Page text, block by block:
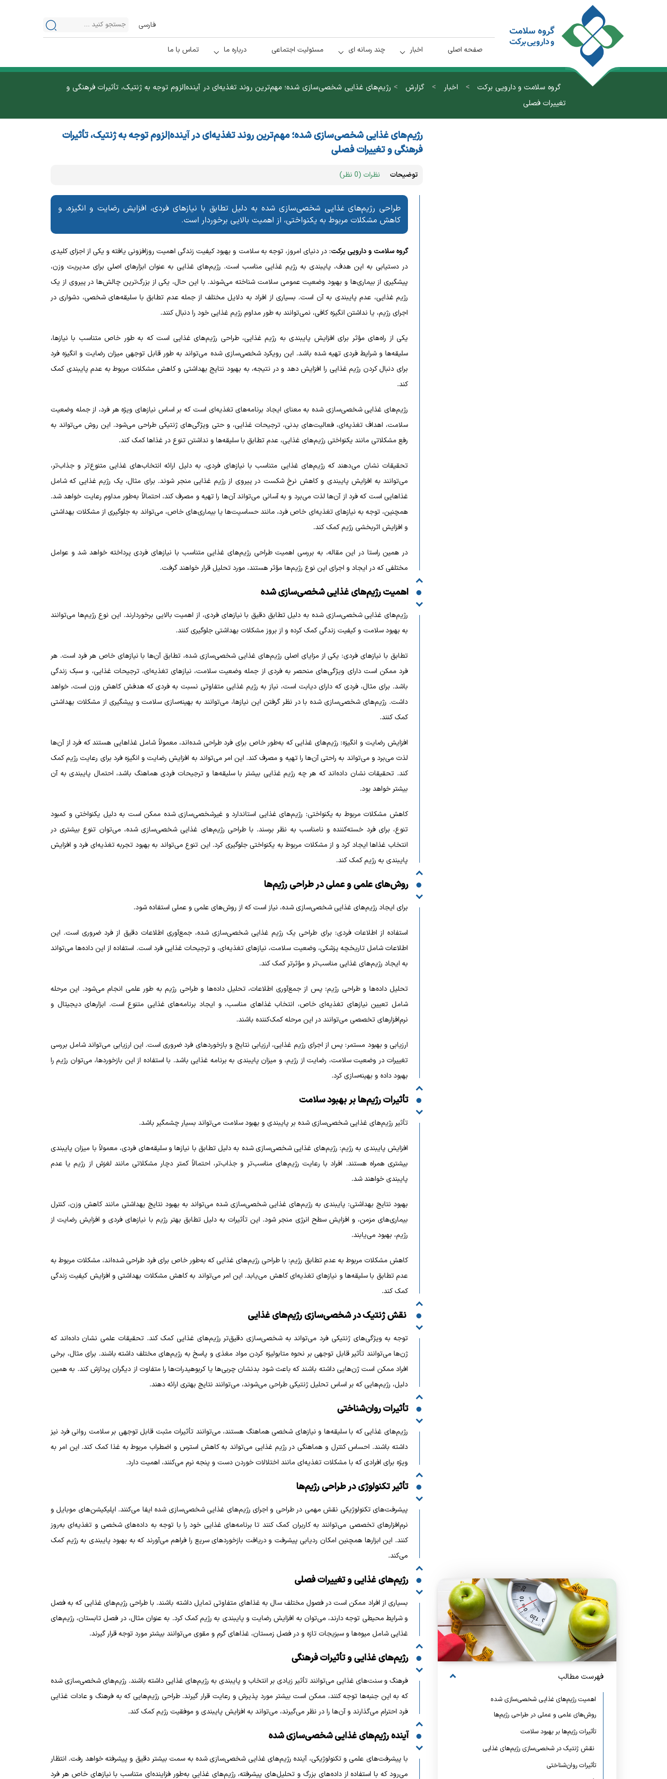
فارسی
صفحه اصلی اخبار چند رسانه ای مسئولیت اجتماعی درباره ما تماس با ما
گروه سلامت و دارویی برکت > اخبار > گزارش > رژیم‌های غذایی شخصی‌سازی شده؛ مهم‌ترین روند تغذیه‌ای در آینده|لزوم توجه به ژنتیک، تأثیرات فرهنگی و
تغییرات فصلی
فهرست مطالب
اهمیت رژیم‌های غذایی شخصی‌سازی شده
روش‌های علمی و عملی در طراحی رژیم‌ها
تأثیرات رژیم‌ها بر بهبود سلامت
نقش ژنتیک در شخصی‌سازی رژیم‌های غذایی
تأثیرات روان‌شناختی
رژیم‌های غذایی شخصی‌سازی شده؛ مهم‌ترین روند تغذیه‌ای در آینده|لزوم توجه به ژنتیک، تأثیرات
فرهنگی و تغییرات فصلی
توضیحات نظرات (0 نظر)
طراحی رژیم‌های غذایی شخصی‌سازی شده به دلیل تطابق با نیازهای فردی، افزایش رضایت و انگیزه، و
کاهش مشکلات مربوط به یکنواختی، از اهمیت بالایی برخوردار است.
گروه سلامت و دارویی برکت: در دنیای امروز، توجه به سلامت و بهبود کیفیت زندگی اهمیت روزافزونی یافته و یکی از اجزای کلیدی
در دستیابی به این هدف، پایبندی به رژیم غذایی مناسب است. رژیم‌های غذایی به عنوان ابزارهای اصلی برای مدیریت وزن،
پیشگیری از بیماری‌ها و بهبود وضعیت عمومی سلامت شناخته می‌شوند. با این حال، یکی از بزرگ‌ترین چالش‌ها در پیروی از یک
رژیم غذایی، عدم پایبندی به آن است. بسیاری از افراد به دلایل مختلف از جمله عدم تطابق با سلیقه‌های شخصی، دشواری در
اجرای رژیم، یا نداشتن انگیزه کافی، نمی‌توانند به طور مداوم رژیم غذایی خود را دنبال کنند.
یکی از راه‌های مؤثر برای افزایش پایبندی به رژیم غذایی، طراحی رژیم‌های غذایی است که به طور خاص متناسب با نیازها،
سلیقه‌ها و شرایط فردی تهیه شده باشد. این رویکرد شخصی‌سازی شده می‌تواند به طور قابل توجهی میزان رضایت و انگیزه فرد
برای دنبال کردن رژیم غذایی را افزایش دهد و در نتیجه، به بهبود نتایج بهداشتی و کاهش مشکلات مربوط به عدم پایبندی کمک
کند.
رژیم‌های غذایی شخصی‌سازی شده به معنای ایجاد برنامه‌های تغذیه‌ای است که بر اساس نیازهای ویژه هر فرد، از جمله وضعیت
سلامت، اهداف تغذیه‌ای، فعالیت‌های بدنی، ترجیحات غذایی، و حتی ویژگی‌های ژنتیکی طراحی می‌شود. این روش می‌تواند به
رفع مشکلاتی مانند یکنواختی رژیم‌های غذایی، عدم تطابق با سلیقه‌ها و نداشتن تنوع در غذاها کمک کند.
تحقیقات نشان می‌دهند که رژیم‌های غذایی متناسب با نیازهای فردی، به دلیل ارائه انتخاب‌های غذایی متنوع‌تر و جذاب‌تر،
می‌توانند به افزایش پایبندی و کاهش نرخ شکست در پیروی از رژیم غذایی منجر شوند. برای مثال، یک رژیم غذایی که شامل
غذاهایی است که فرد از آن‌ها لذت می‌برد و به آسانی می‌تواند آن‌ها را تهیه و مصرف کند، احتمالاً به‌طور مداوم رعایت خواهد شد.
همچنین، توجه به نیازهای تغذیه‌ای خاص فرد، مانند حساسیت‌ها یا بیماری‌های خاص، می‌تواند به جلوگیری از مشکلات بهداشتی
و افزایش اثربخشی رژیم کمک کند.
در همین راستا در این مقاله، به بررسی اهمیت طراحی رژیم‌های غذایی متناسب با نیازهای فردی پرداخته خواهد شد و عوامل
مختلفی که در ایجاد و اجرای این نوع رژیم‌ها مؤثر هستند، مورد تحلیل قرار خواهند گرفت.
اهمیت رژیم‌های غذایی شخصی‌سازی شده
رژیم‌های غذایی شخصی‌سازی شده به دلیل تطابق دقیق با نیازهای فردی، از اهمیت بالایی برخوردارند. این نوع رژیم‌ها می‌توانند
به بهبود سلامت و کیفیت زندگی کمک کرده و از بروز مشکلات بهداشتی جلوگیری کنند.
تطابق با نیازهای فردی: یکی از مزایای اصلی رژیم‌های غذایی شخصی‌سازی شده، تطابق آن‌ها با نیازهای خاص هر فرد است. هر
فرد ممکن است دارای ویژگی‌های منحصر به فردی از جمله وضعیت سلامت، نیازهای تغذیه‌ای، ترجیحات غذایی، و سبک زندگی
باشد. برای مثال، فردی که دارای دیابت است، نیاز به رژیم غذایی متفاوتی نسبت به فردی که هدفش کاهش وزن است، خواهد
داشت. رژیم‌های شخصی‌سازی شده با در نظر گرفتن این نیازها، می‌توانند به بهینه‌سازی سلامت و پیشگیری از مشکلات بهداشتی
کمک کنند.
افزایش رضایت و انگیزه: رژیم‌های غذایی که به‌طور خاص برای فرد طراحی شده‌اند، معمولاً شامل غذاهایی هستند که فرد از آن‌ها
لذت می‌برد و می‌تواند به راحتی آن‌ها را تهیه و مصرف کند. این امر می‌تواند به افزایش رضایت و انگیزه فرد برای رعایت رژیم کمک
کند. تحقیقات نشان داده‌اند که هر چه رژیم غذایی بیشتر با سلیقه‌ها و ترجیحات فردی هماهنگ باشد، احتمال پایبندی به آن
بیشتر خواهد بود.
کاهش مشکلات مربوط به یکنواختی: رژیم‌های غذایی استاندارد و غیرشخصی‌سازی شده ممکن است به دلیل یکنواختی و کمبود
تنوع، برای فرد خسته‌کننده و نامناسب به نظر برسند. با طراحی رژیم‌های غذایی شخصی‌سازی شده، می‌توان تنوع بیشتری در
انتخاب غذاها ایجاد کرد و از مشکلات مربوط به یکنواختی جلوگیری کرد. این تنوع می‌تواند به بهبود تجربه تغذیه‌ای فرد و افزایش
پایبندی به رژیم کمک کند.
روش‌های علمی و عملی در طراحی رژیم‌ها
برای ایجاد رژیم‌های غذایی شخصی‌سازی شده، نیاز است که از روش‌های علمی و عملی استفاده شود.
استفاده از اطلاعات فردی: برای طراحی یک رژیم غذایی شخصی‌سازی شده، جمع‌آوری اطلاعات دقیق از فرد ضروری است. این
اطلاعات شامل تاریخچه پزشکی، وضعیت سلامت، نیازهای تغذیه‌ای، و ترجیحات غذایی فرد است. استفاده از این داده‌ها می‌تواند
به ایجاد رژیم‌های غذایی مناسب‌تر و مؤثرتر کمک کند.
تحلیل داده‌ها و طراحی رژیم: پس از جمع‌آوری اطلاعات، تحلیل داده‌ها و طراحی رژیم به طور علمی انجام می‌شود. این مرحله
شامل تعیین نیازهای تغذیه‌ای خاص، انتخاب غذاهای مناسب، و ایجاد برنامه‌های غذایی متنوع است. ابزارهای دیجیتال و
نرم‌افزارهای تخصصی می‌توانند در این مرحله کمک‌کننده باشند.
ارزیابی و بهبود مستمر: پس از اجرای رژیم غذایی، ارزیابی نتایج و بازخوردهای فرد ضروری است. این ارزیابی می‌تواند شامل بررسی
تغییرات در وضعیت سلامت، رضایت از رژیم، و میزان پایبندی به برنامه غذایی باشد. با استفاده از این بازخوردها، می‌توان رژیم را
بهبود داده و بهینه‌سازی کرد.
تأثیرات رژیم‌ها بر بهبود سلامت
تأثیر رژیم‌های غذایی شخصی‌سازی شده بر پایبندی و بهبود سلامت می‌تواند بسیار چشمگیر باشد.
افزایش پایبندی به رژیم: رژیم‌های غذایی شخصی‌سازی شده به دلیل تطابق با نیازها و سلیقه‌های فردی، معمولاً با میزان پایبندی
بیشتری همراه هستند. افراد با رعایت رژیم‌های مناسب‌تر و جذاب‌تر، احتمالاً کمتر دچار مشکلاتی مانند لغزش از رژیم یا عدم
پایبندی خواهند شد.
بهبود نتایج بهداشتی: پایبندی به رژیم‌های غذایی شخصی‌سازی شده می‌تواند به بهبود نتایج بهداشتی مانند کاهش وزن، کنترل
بیماری‌های مزمن، و افزایش سطح انرژی منجر شود. این تأثیرات به دلیل تطابق بهتر رژیم با نیازهای فردی و افزایش رضایت از
رژیم، بهبود می‌یابند.
کاهش مشکلات مربوط به عدم تطابق رژیم: با طراحی رژیم‌های غذایی که به‌طور خاص برای فرد طراحی شده‌اند، مشکلات مربوط به
عدم تطابق با سلیقه‌ها و نیازهای تغذیه‌ای کاهش می‌یابد. این امر می‌تواند به کاهش مشکلات بهداشتی و افزایش کیفیت زندگی
کمک کند.
نقش ژنتیک در شخصی‌سازی رژیم‌های غذایی
توجه به ویژگی‌های ژنتیکی فرد می‌تواند به شخصی‌سازی دقیق‌تر رژیم‌های غذایی کمک کند. تحقیقات علمی نشان داده‌اند که
ژن‌ها می‌توانند تأثیر قابل توجهی بر نحوه متابولیزه کردن مواد مغذی و پاسخ به رژیم‌های مختلف داشته باشند. برای مثال، برخی
افراد ممکن است ژن‌هایی داشته باشند که باعث شود بدنشان چربی‌ها یا کربوهیدرات‌ها را متفاوت از دیگران پردازش کند. به همین
دلیل، رژیم‌هایی که بر اساس تحلیل ژنتیکی طراحی می‌شوند، می‌توانند نتایج بهتری ارائه دهند.
تأثیرات روان‌شناختی
رژیم‌های غذایی که با سلیقه‌ها و نیازهای شخصی هماهنگ هستند، می‌توانند تأثیرات مثبت قابل توجهی بر سلامت روانی فرد نیز
داشته باشند. احساس کنترل و هماهنگی در رژیم غذایی می‌تواند به کاهش استرس و اضطراب مربوط به غذا کمک کند. این امر به
ویژه برای افرادی که با مشکلات تغذیه‌ای مانند اختلالات خوردن دست و پنجه نرم می‌کنند، اهمیت دارد.
تأثیر تکنولوژی در طراحی رژیم‌ها
پیشرفت‌های تکنولوژیکی نقش مهمی در طراحی و اجرای رژیم‌های غذایی شخصی‌سازی شده ایفا می‌کنند. اپلیکیشن‌های موبایل و
نرم‌افزارهای تخصصی می‌توانند به کاربران کمک کنند تا برنامه‌های غذایی خود را با توجه به داده‌های شخصی و تغذیه‌ای به‌روز
کنند. این ابزارها همچنین امکان ردیابی پیشرفت و دریافت بازخورد‌های سریع را فراهم می‌آورند که به بهبود پایبندی به رژیم کمک
می‌کند.
رژیم‌های غذایی و تغییرات فصلی
بسیاری از افراد ممکن است در فصول مختلف سال به غذاهای متفاوتی تمایل داشته باشند. با طراحی رژیم‌های غذایی که به فصل
و شرایط محیطی توجه دارند، می‌توان به افزایش رضایت و پایبندی به رژیم کمک کرد. به عنوان مثال، در فصل تابستان، رژیم‌های
غذایی شامل میوه‌ها و سبزیجات تازه و در فصل زمستان، غذاهای گرم و مقوی می‌توانند بیشتر مورد توجه قرار گیرند.
رژیم‌های غذایی و تأثیرات فرهنگی
فرهنگ و سنت‌های غذایی می‌توانند تأثیر زیادی بر انتخاب و پایبندی به رژیم‌های غذایی داشته باشند. رژیم‌های شخصی‌سازی شده
که به این جنبه‌ها توجه کنند، ممکن است بیشتر مورد پذیرش و رعایت قرار گیرند. طراحی رژیم‌هایی که به فرهنگ و عادات غذایی
فرد احترام می‌گذارند و آن‌ها را در نظر می‌گیرند، می‌تواند به افزایش پایبندی و موفقیت رژیم کمک کند.
آینده رژیم‌های غذایی شخصی‌سازی شده
با پیشرفت‌های علمی و تکنولوژیکی، آینده رژیم‌های غذایی شخصی‌سازی شده به سمت بیشتر دقیق و پیشرفته خواهد رفت. انتظار
می‌رود که با استفاده از داده‌های بزرگ و تحلیل‌های پیشرفته، رژیم‌های غذایی به‌طور فزاینده‌ای متناسب با نیازهای خاص هر فرد